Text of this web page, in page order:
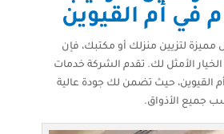
في أم القيوين
لتزيين منزلك أو مكتبك، فإن
الأمثل لك. تقدم الشركة خدمات
القيوين، حيث تضمن لك جودة عالية
جميع الأذواق.